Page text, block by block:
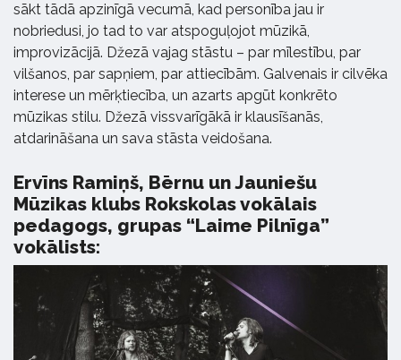
sākt tādā apzinīgā vecumā, kad personība jau ir
nobriedusi, jo tad to var atspoguļojot mūzikā,
improvizācijā. Džezā vajag stāstu – par mīlestību, par
vilšanos, par sapņiem, par attiecībām. Galvenais ir cilvēka
interese un mērķtiecība, un azarts apgūt konkrēto
mūzikas stilu. Džezā vissvarīgākā ir klausīšanās,
atdarināšana un sava stāsta veidošana.
Ervīns Ramiņš, Bērnu un Jauniešu
Mūzikas klubs Rokskolas vokālais
pedagogs, grupas “Laime Pilnīga”
vokālists: